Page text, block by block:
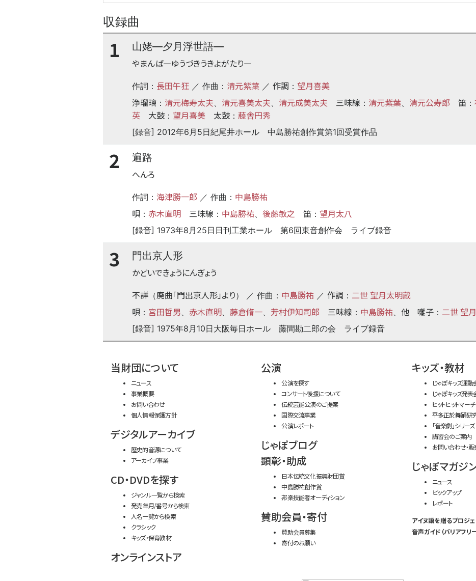
収録曲
1
山姥―夕月浮世語―
やまんば―ゆうづきうきよがたり―
作詞： 長田午狂 ／ 作曲： 清元紫葉 ／ 作調 ： 望月喜美
浄瑠璃 ： 清元梅寿太夫、 清元喜美太夫、 清元成美太夫 三味線 ： 清元紫葉、 清元公寿郎 笛 ：
英
大鼓 ： 望月喜美 太鼓 ： 藤舎円秀
[録音] 2012年6月5日紀尾井ホール 中島勝祐創作賞第1回受賞作品
2
遍路
へんろ
作詞： 海津勝一郎 ／ 作曲： 中島勝祐
唄 ： 赤木直明 三味線 ： 中島勝祐、 後藤敏之 笛 ： 望月太八
[録音] 1973年8月25日日刊工業ホール 第6回東音創作会 ライブ録音
3
門出京人形
かどいできょうにんぎょう
不詳 （廃曲「門出京人形」より） ／ 作曲： 中島勝祐 ／ 作調 ： 二世 望月太明蔵
唄 ： 宮田哲男、 赤木直明、 藤倉脩一、 芳村伊知司郎 三味線 ： 中島勝祐、 他 囃子 ： 二世 望
[録音] 1975年8月10日大阪毎日ホール 藤間勘二郎の会 ライブ録音
当財団について
ニュース
事業概要
お問い合わせ
個人情報保護方針
デジタルアーカイブ
歴史的音源について
アーカイブ事業
CD・DVDを探す
ジャンル一覧から検索
発売年月/番号から検索
人名一覧から検索
クラシック
キッズ・保育教材
オンラインストア
公演
公演を探す
コンサート後援について
伝統芸能公演のご提案
国際交流事業
公演レポート
じゃぽブログ
顕彰・助成
日本伝統文化振興財団賞
中島勝祐創作賞
邦楽技能者オーディション
賛助会員・寄付
賛助会員募集
寄付のお願い
キッズ・教材
じゃぽキッズ運動
じゃぽキッズ発表
ヒットヒットマーチ
平多正於舞踊研
「音楽劇」シリーズ
講習会のご案内
お問い合わせ・
じゃぽマガジ
ニュース
ピックアップ
レポート
アイヌ語を贈るプロジ
音声ガイド（バリアフリー